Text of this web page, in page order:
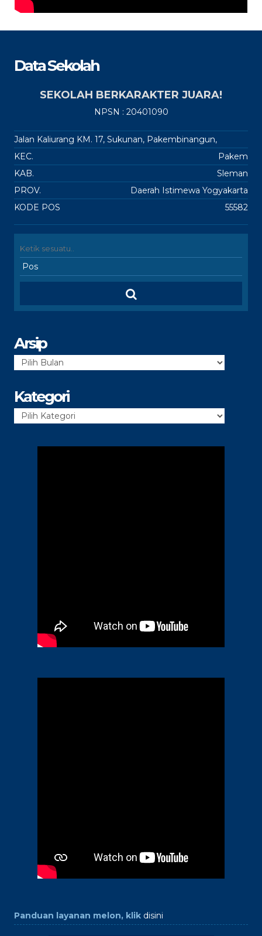
Data Sekolah
SEKOLAH BERKARAKTER JUARA!
NPSN : 20401090
Jalan Kaliurang KM. 17, Sukunan, Pakembinangun,
KEC.
Pakem
KAB.
Sleman
PROV.
Daerah Istimewa Yogyakarta
KODE POS
55582
Arsip
Arsip
Kategori
Kategori
Panduan layanan melon, klik disini